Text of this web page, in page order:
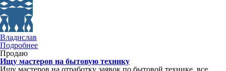
Владислав
Подробнее
Продаю
Ищу мастеров на бытовую технику
Ищу мастеров на отработку заявок по бытовой технике, все